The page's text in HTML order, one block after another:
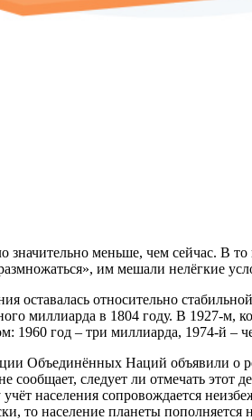
значительно меньше, чем сейчас. В
им мешали нелёгкие
оставалась относительно
миллиарда в 1804 году. В 1927-м,
1960 год – три миллиарда, 1974-й
Объединённых Наций объявили о
сообщает, следует ли отмечать
населения сопровождается
то население планеты